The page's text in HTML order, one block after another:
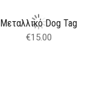
Μεταλλικό Dog Tag
€15.00